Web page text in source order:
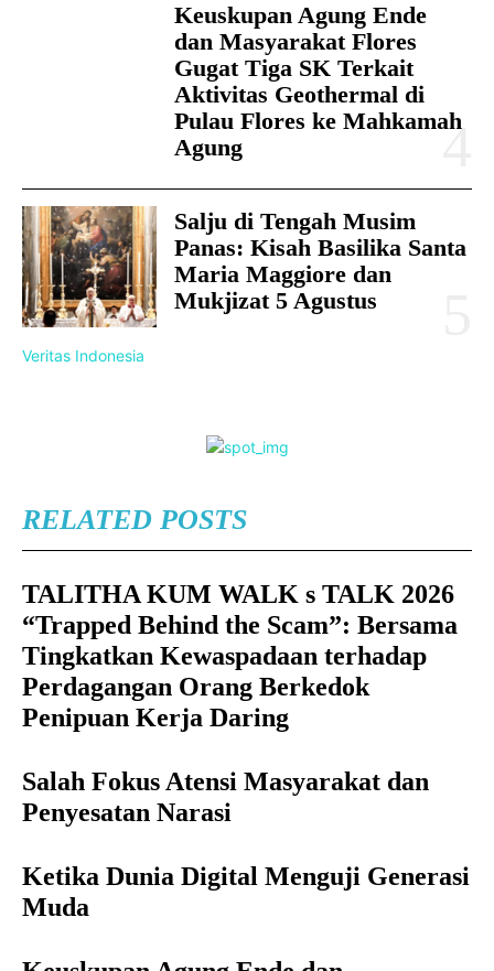
Keuskupan Agung Ende
dan Masyarakat Flores
Gugat Tiga SK Terkait
Aktivitas Geothermal di
Pulau Flores ke Mahkamah
Agung
Salju di Tengah Musim
Panas: Kisah Basilika Santa
Maria Maggiore dan
Mukjizat 5 Agustus
Veritas Indonesia
RELATED POSTS
TALITHA KUM WALK s TALK 2026
“Trapped Behind the Scam”: Bersama
Tingkatkan Kewaspadaan terhadap
Perdagangan Orang Berkedok
Penipuan Kerja Daring
Salah Fokus Atensi Masyarakat dan
Penyesatan Narasi
Ketika Dunia Digital Menguji Generasi
Muda